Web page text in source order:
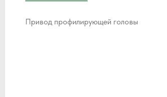
Привод профилирующей головы